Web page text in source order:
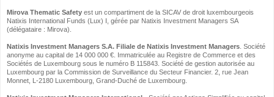
Mirova Thematic Safety est un compartiment de la SICAV de droit luxembourgeois
Natixis International Funds (Lux) I, gérée par Natixis Investment Managers SA
(délégataire : Mirova).
Natixis Investment Managers S.A. Filiale de Natixis Investment Managers . Société
anonyme au capital de 14 000 000 €. Immatriculée au Registre de Commerce et des
Sociétés de Luxembourg sous le numéro B 115843. Société de gestion autorisée au
Luxembourg par la Commission de Surveillance du Secteur Financier. 2, rue Jean
Monnet, L‐2180 Luxembourg, Grand‐Duché de Luxembourg.